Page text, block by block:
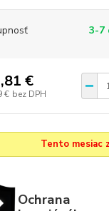
3-7
€
€ bez DPH
Tento mesiac
Ochrana